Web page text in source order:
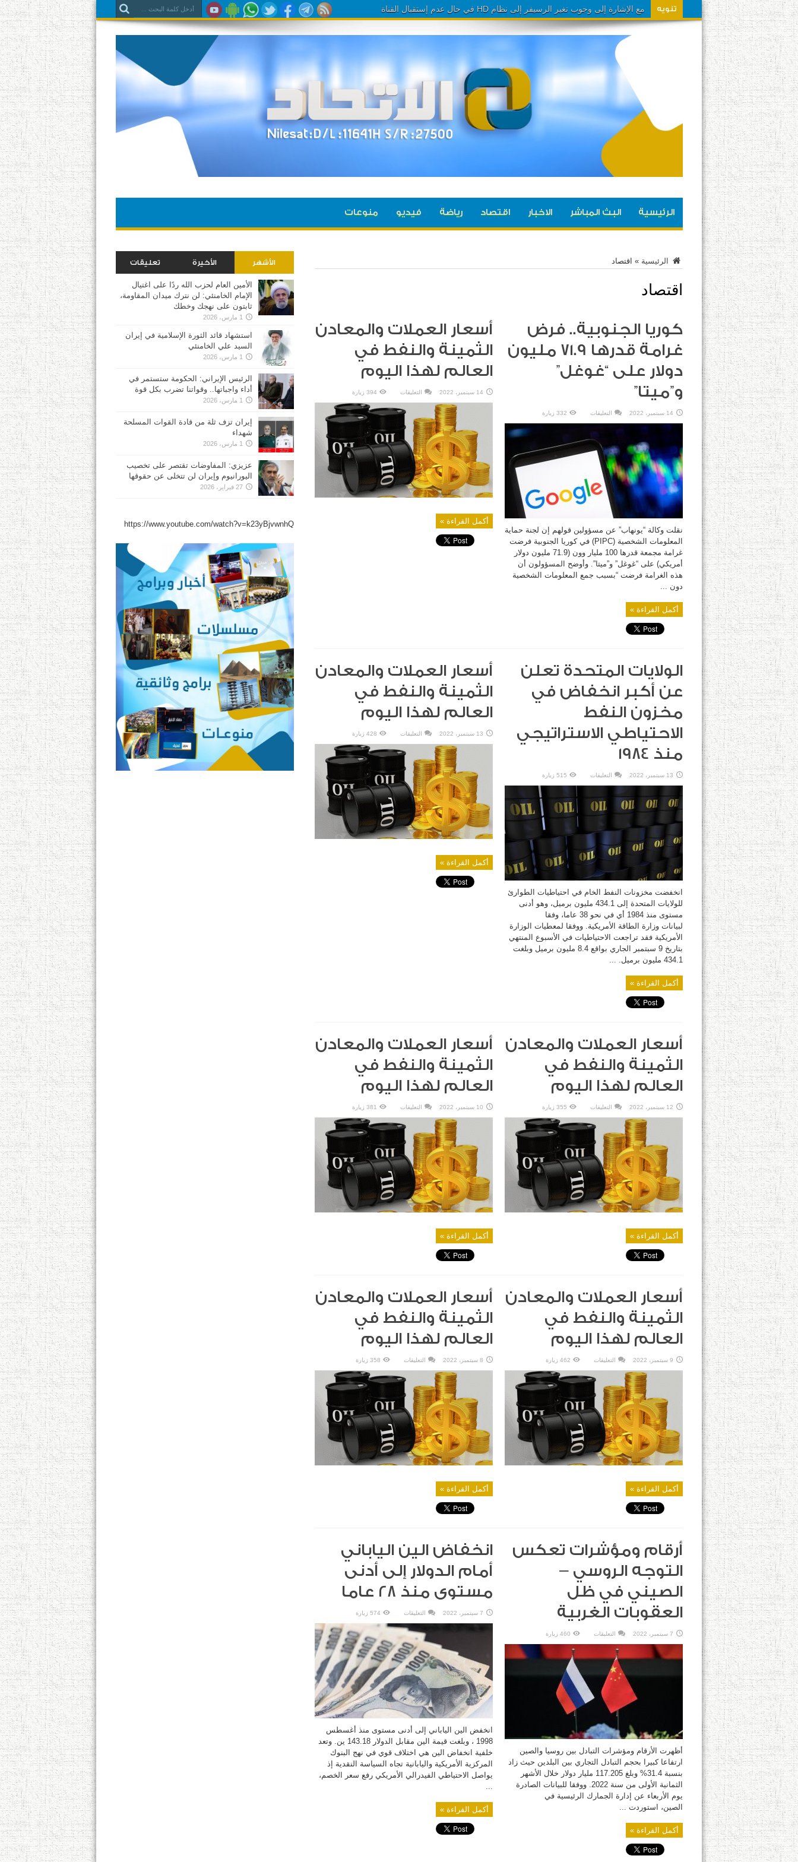
تنويه مشاهدينا تم تحويل تردد ال
الرئيسية البث المباشر الاخبار اقتصاد رياضة فيديو منوعات
الرئيسية » اقتصاد
اقتصاد
كوريا الجنوبية.. فرض
غرامة قدرها 71.9 مليون
دولار على “غوغل”
و”ميتا”
14 سبتمبر، 2022 التعليقات
الجنوبية..
غرامة
71.9
“غوغل”
و”ميتا”
مغلقة
332 زيارة
نقلت وكالة “يونهاب” عن مسؤولين قولهم إن لجنة حماية
المعلومات الشخصية (PIPC) في كوريا الجنوبية فرضت
غرامة مجمعة قدرها 100 مليار وون (71.9 مليون دولار
أمريكي) على “غوغل” و”ميتا”. وأوضح المسؤولون أن
هذه الغرامة فرضت “بسبب جمع المعلومات الشخصية
دون ...
أكمل القراءة »
أسعار العملات والمعادن
الثمينة والنفط في
العالم لهذا اليوم
14 سبتمبر، 2022 التعليقات
العملات
والمعادن
الثمينة
في
العالم
لهذا
اليوم
مغلقة
394 زيارة
أكمل القراءة »
الولايات المتحدة تعلن
عن أكبر انخفاض في
مخزون النفط
الاحتياطي الاستراتيجي
منذ 1984
13 سبتمبر، 2022 التعليقات
المتحدة
انخفاض
مخزون
النفط
الاحتياطي
الاستراتيجي
منذ
1984
مغلقة
515 زيارة
انخفضت مخزونات النفط الخام في احتياطيات الطوارئ
للولايات المتحدة إلى 434.1 مليون برميل، وهو أدنى
مستوى منذ 1984 أي في نحو 38 عاما، وفقا
لبيانات وزارة الطاقة الأمريكية. ووفقا لمعطيات الوزارة
الأمريكية فقد تراجعت الاحتياطيات في الأسبوع المنتهي
بتاريخ 9 سبتمبر الجاري بواقع 8.4 مليون برميل وبلغت
434.1 مليون برميل. ...
أكمل القراءة »
أسعار العملات والمعادن
الثمينة والنفط في
العالم لهذا اليوم
13 سبتمبر، 2022 التعليقات
العملات
والمعادن
الثمينة
في
العالم
لهذا
اليوم
مغلقة
428 زيارة
أكمل القراءة »
أسعار العملات والمعادن
الثمينة والنفط في
العالم لهذا اليوم
12 سبتمبر، 2022 التعليقات
العملات
والمعادن
الثمينة
في
العالم
لهذا
اليوم
مغلقة
355 زيارة
أكمل القراءة »
أسعار العملات والمعادن
الثمينة والنفط في
العالم لهذا اليوم
10 سبتمبر، 2022 التعليقات
العملات
والمعادن
الثمينة
في
العالم
لهذا
اليوم
مغلقة
381 زيارة
أكمل القراءة »
أسعار العملات والمعادن
الثمينة والنفط في
العالم لهذا اليوم
9 سبتمبر، 2022 التعليقات
العملات
والمعادن
في
لهذا
اليوم
مغلقة
462 زيارة
أكمل القراءة »
أسعار العملات والمعادن
الثمينة والنفط في
العالم لهذا اليوم
8 سبتمبر، 2022 التعليقات
العملات
والمعادن
في
لهذا
اليوم
مغلقة
358 زيارة
أكمل القراءة »
أرقام ومؤشرات تعكس
التوجه الروسي –
الصيني في ظل
العقوبات الغربية
7 سبتمبر، 2022 التعليقات
ومؤشرات
التوجه
الروسي
الصيني
في
ظل
العقوبات
الغربية
460 زيارة
أظهرت الأرقام ومؤشرات التبادل بين روسيا والصين
ارتفاعا كبيرا بحجم التبادل التجاري بين البلدين حيث زاد
بنسبة 31.4% وبلغ 117.205 مليار دولار خلال الأشهر
الثمانية الأولى من سنة 2022. ووفقا للبيانات الصادرة
يوم الأربعاء عن إدارة الجمارك الرئيسية في
الصين، استوردت ...
أكمل القراءة »
انخفاض الين الياباني
أمام الدولار إلى أدنى
مستوى منذ 28 عاما
7 سبتمبر، 2022 التعليقات
الين
الدولار
إلى
أدنى
مستوى
منذ
28
عاما
مغلقة
574 زيارة
انخفض الين الياباني إلى أدنى مستوى منذ أغسطس
1998 ، وبلغت قيمة الين مقابل الدولار 143.18 ين. وتعد
خلفية انخفاض الين هي اختلاف قوي في نهج البنوك
المركزية الأمريكية واليابانية تجاه السياسة النقدية إذ
يواصل الاحتياطي الفيدرالي الأمريكي رفع سعر الخصم،
أكمل القراءة »
الأشهر الأخيرة تعليقات
الأمين العام لحزب الله ردًا على اغتيال
الإمام الخامنئي: لن نترك ميدان المقاومة،
ثابتون على نهجك وخطك
1 مارس، 2026
استشهاد قائد الثورة الإسلامية في إيران
السيد علي الخامنئي
1 مارس، 2026
الرئيس الإيراني: الحكومة ستستمر في
أداء واجباتها.. وقواتنا تضرب بكل قوة
1 مارس، 2026
إيران تزف ثلة من قادة القوات المسلحة
شهداء
1 مارس، 2026
عزيزي: المفاوضات تقتصر على تخصيب
اليورانيوم وإيران لن تتخلى عن حقوقها
27 فبراير، 2026
https://www.youtube.com/watch?v=k23yBjvwnhQ